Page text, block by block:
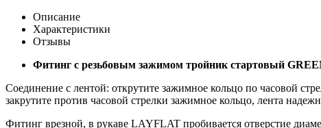
Описание
Характеристики
Отзывы
Фитинг с резьбовым зажимом тройник стартовый
Соединение с лентой: открутите зажимное кольцо по часовой
закрутите против часовой стрелки зажимное кольцо, лента
Фитинг врезной, в рукаве LAYFLAT пробивается отверстие